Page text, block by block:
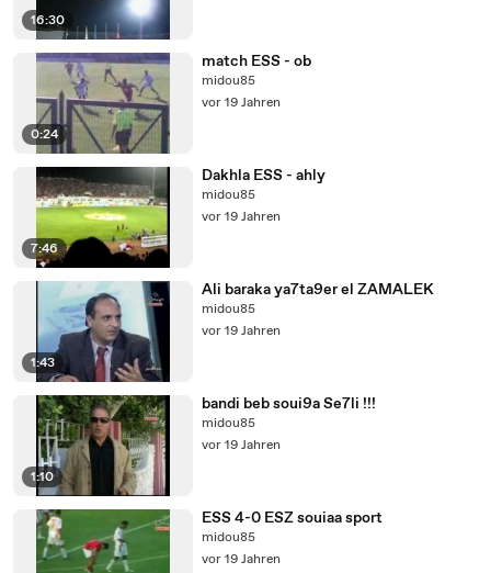
16:30
0:24
match ESS - ob
midou85
vor 19 Jahren
7:46
Dakhla ESS - ahly
midou85
vor 19 Jahren
1:43
Ali baraka ya7ta9er el ZAMALEK
midou85
vor 19 Jahren
1:10
bandi beb soui9a Se7li !!!
midou85
vor 19 Jahren
ESS 4-0 ESZ souiaa sport
midou85
vor 19 Jahren